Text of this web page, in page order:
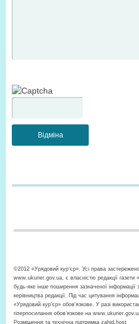
©2012 «Урядовий кур’єр». Усі права
www.ukurier.gov.ua, є власністю редакції
будь-яке інше поширення зазначеної інформації
керівництва редакції. Під час цитування
«Урядовий кур’єр» обов'язкове. У разі
гіперпосилання обов’язкове на
Розміщення та технічна підтримка zahid.host